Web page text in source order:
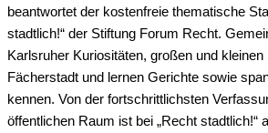
beantwortet der kostenfreie thematische
stadtlich!“ der Stiftung Forum Recht.
Karlsruher Kuriositäten, großen und kleinen
Fächerstadt und lernen Gerichte sowie
kennen. Von der fortschrittlichsten
öffentlichen Raum ist bei „Recht stadtlich!“